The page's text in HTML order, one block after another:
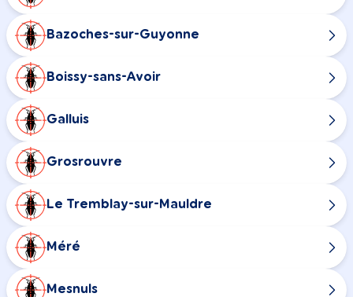
Bazoches-sur-Guyonne
Boissy-sans-Avoir
Galluis
Grosrouvre
Le Tremblay-sur-Mauldre
Méré
Mesnuls